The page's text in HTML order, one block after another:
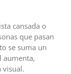
cansada o
que pasan
se suma un
aumenta,
visual.